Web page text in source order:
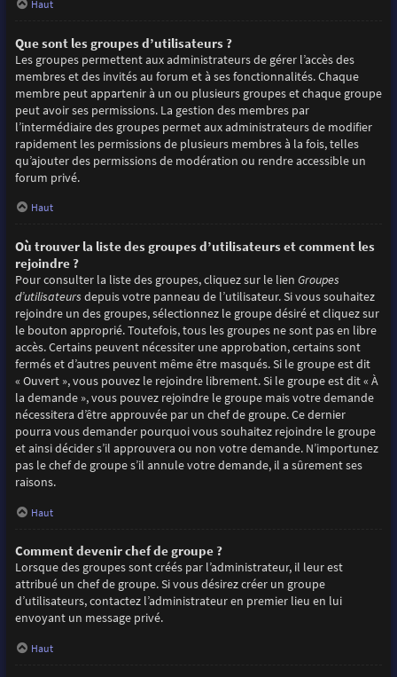
Haut
Que sont les groupes d’utilisateurs ?
Les groupes permettent aux administrateurs de gérer l’accès des
membres et des invités au forum et à ses fonctionnalités. Chaque
membre peut appartenir à un ou plusieurs groupes et chaque groupe
peut avoir ses permissions. La gestion des membres par
l’intermédiaire des groupes permet aux administrateurs de modifier
rapidement les permissions de plusieurs membres à la fois, telles
qu’ajouter des permissions de modération ou rendre accessible un
forum privé.
Haut
Où trouver la liste des groupes d’utilisateurs et comment les
rejoindre ?
Pour consulter la liste des groupes, cliquez sur le lien Groupes
d’utilisateurs depuis votre panneau de l’utilisateur. Si vous souhaitez
rejoindre un des groupes, sélectionnez le groupe désiré et cliquez sur
le bouton approprié. Toutefois, tous les groupes ne sont pas en libre
accès. Certains peuvent nécessiter une approbation, certains sont
fermés et d’autres peuvent même être masqués. Si le groupe est dit
« Ouvert », vous pouvez le rejoindre librement. Si le groupe est dit « À
la demande », vous pouvez rejoindre le groupe mais votre demande
nécessitera d’être approuvée par un chef de groupe. Ce dernier
pourra vous demander pourquoi vous souhaitez rejoindre le groupe
et ainsi décider s’il approuvera ou non votre demande. N’importunez
pas le chef de groupe s’il annule votre demande, il a sûrement ses
raisons.
Haut
Comment devenir chef de groupe ?
Lorsque des groupes sont créés par l’administrateur, il leur est
attribué un chef de groupe. Si vous désirez créer un groupe
d’utilisateurs, contactez l’administrateur en premier lieu en lui
envoyant un message privé.
Haut